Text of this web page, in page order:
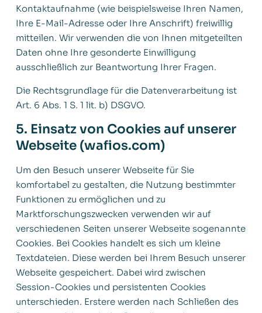
Kontaktaufnahme (wie beispielsweise Ihren Namen,
Ihre E-Mail-Adresse oder Ihre Anschrift) freiwillig
mitteilen. Wir verwenden die von Ihnen mitgeteilten
Daten ohne Ihre gesonderte Einwilligung
ausschließlich zur Beantwortung Ihrer Fragen.
Die Rechtsgrundlage für die Datenverarbeitung ist
Art. 6 Abs. 1 S. 1 lit. b) DSGVO.
5. Einsatz von Cookies auf unserer
Webseite (wafios.com)
Um den Besuch unserer Webseite für Sie
komfortabel zu gestalten, die Nutzung bestimmter
Funktionen zu ermöglichen und zu
Marktforschungszwecken verwenden wir auf
verschiedenen Seiten unserer Webseite sogenannte
Cookies. Bei Cookies handelt es sich um kleine
Textdateien. Diese werden bei Ihrem Besuch unserer
Webseite gespeichert. Dabei wird zwischen
Session-Cookies und persistenten Cookies
unterschieden. Erstere werden nach Schließen des